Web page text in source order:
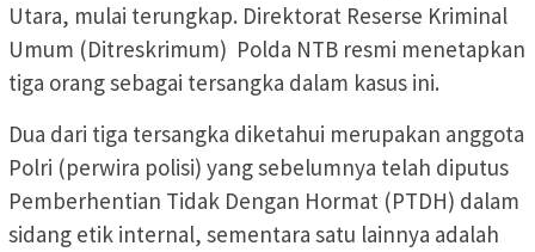
Utara, mulai terungkap. Direktorat Reserse Kriminal
Umum (Ditreskrimum) Polda NTB resmi menetapkan
tiga orang sebagai tersangka dalam kasus ini.
Dua dari tiga tersangka diketahui merupakan anggota
Polri (perwira polisi) yang sebelumnya telah diputus
Pemberhentian Tidak Dengan Hormat (PTDH) dalam
sidang etik internal, sementara satu lainnya adalah